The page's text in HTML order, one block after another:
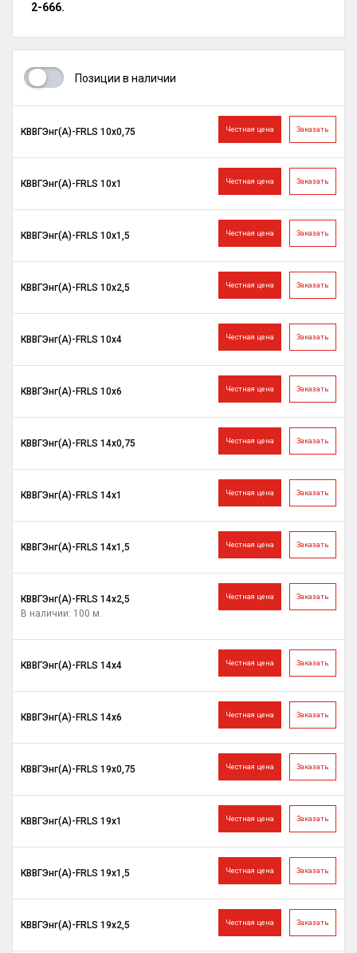
2-666.
Позиции в наличии
Заказать
Честная цена
КВВГЭнг(A)-FRLS 10х0,75
Заказать
Честная цена
КВВГЭнг(A)-FRLS 10х1
Заказать
Честная цена
КВВГЭнг(A)-FRLS 10х1,5
Заказать
Честная цена
КВВГЭнг(A)-FRLS 10х2,5
Заказать
Честная цена
КВВГЭнг(A)-FRLS 10х4
Заказать
Честная цена
КВВГЭнг(A)-FRLS 10х6
Заказать
Честная цена
КВВГЭнг(A)-FRLS 14х0,75
Заказать
Честная цена
КВВГЭнг(A)-FRLS 14х1
Заказать
Честная цена
КВВГЭнг(A)-FRLS 14х1,5
Заказать
Честная цена
КВВГЭнг(A)-FRLS 14х2,5
В наличии: 100 м.
Заказать
Честная цена
КВВГЭнг(A)-FRLS 14х4
Заказать
Честная цена
КВВГЭнг(A)-FRLS 14х6
Заказать
Честная цена
КВВГЭнг(A)-FRLS 19х0,75
Заказать
Честная цена
КВВГЭнг(A)-FRLS 19х1
Заказать
Честная цена
КВВГЭнг(A)-FRLS 19х1,5
Заказать
Честная цена
КВВГЭнг(A)-FRLS 19х2,5